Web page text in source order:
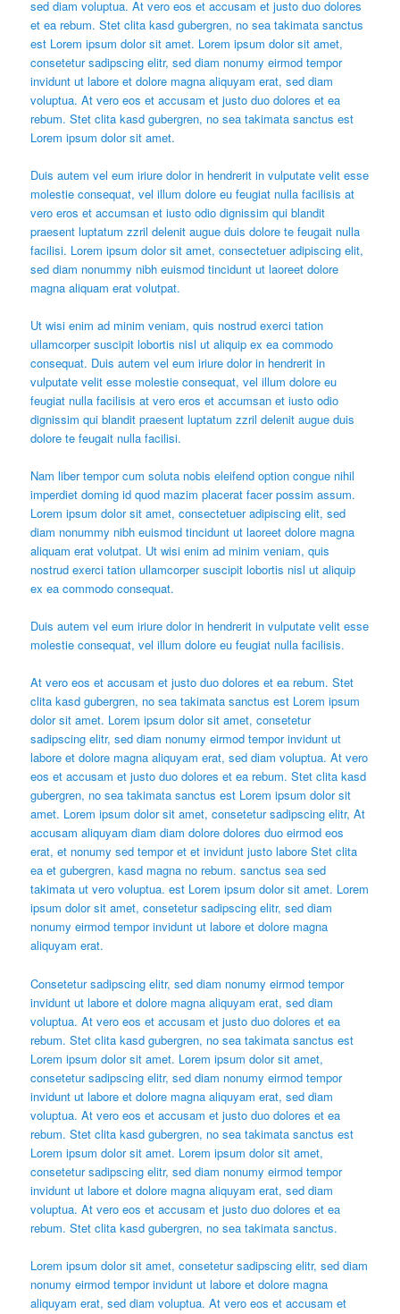
sed diam voluptua. At vero eos et accusam et justo duo dolores
et ea rebum. Stet clita kasd gubergren, no sea takimata sanctus
est Lorem ipsum dolor sit amet. Lorem ipsum dolor sit amet,
consetetur sadipscing elitr, sed diam nonumy eirmod tempor
invidunt ut labore et dolore magna aliquyam erat, sed diam
voluptua. At vero eos et accusam et justo duo dolores et ea
rebum. Stet clita kasd gubergren, no sea takimata sanctus est
Lorem ipsum dolor sit amet.
Duis autem vel eum iriure dolor in hendrerit in vulputate velit esse
molestie consequat, vel illum dolore eu feugiat nulla facilisis at
vero eros et accumsan et iusto odio dignissim qui blandit
praesent luptatum zzril delenit augue duis dolore te feugait nulla
facilisi. Lorem ipsum dolor sit amet, consectetuer adipiscing elit,
sed diam nonummy nibh euismod tincidunt ut laoreet dolore
magna aliquam erat volutpat.
Ut wisi enim ad minim veniam, quis nostrud exerci tation
ullamcorper suscipit lobortis nisl ut aliquip ex ea commodo
consequat. Duis autem vel eum iriure dolor in hendrerit in
vulputate velit esse molestie consequat, vel illum dolore eu
feugiat nulla facilisis at vero eros et accumsan et iusto odio
dignissim qui blandit praesent luptatum zzril delenit augue duis
dolore te feugait nulla facilisi.
Nam liber tempor cum soluta nobis eleifend option congue nihil
imperdiet doming id quod mazim placerat facer possim assum.
Lorem ipsum dolor sit amet, consectetuer adipiscing elit, sed
diam nonummy nibh euismod tincidunt ut laoreet dolore magna
aliquam erat volutpat. Ut wisi enim ad minim veniam, quis
nostrud exerci tation ullamcorper suscipit lobortis nisl ut aliquip
ex ea commodo consequat.
Duis autem vel eum iriure dolor in hendrerit in vulputate velit esse
molestie consequat, vel illum dolore eu feugiat nulla facilisis.
At vero eos et accusam et justo duo dolores et ea rebum. Stet
clita kasd gubergren, no sea takimata sanctus est Lorem ipsum
dolor sit amet. Lorem ipsum dolor sit amet, consetetur
sadipscing elitr, sed diam nonumy eirmod tempor invidunt ut
labore et dolore magna aliquyam erat, sed diam voluptua. At vero
eos et accusam et justo duo dolores et ea rebum. Stet clita kasd
gubergren, no sea takimata sanctus est Lorem ipsum dolor sit
amet. Lorem ipsum dolor sit amet, consetetur sadipscing elitr, At
accusam aliquyam diam diam dolore dolores duo eirmod eos
erat, et nonumy sed tempor et et invidunt justo labore Stet clita
ea et gubergren, kasd magna no rebum. sanctus sea sed
takimata ut vero voluptua. est Lorem ipsum dolor sit amet. Lorem
ipsum dolor sit amet, consetetur sadipscing elitr, sed diam
nonumy eirmod tempor invidunt ut labore et dolore magna
aliquyam erat.
Consetetur sadipscing elitr, sed diam nonumy eirmod tempor
invidunt ut labore et dolore magna aliquyam erat, sed diam
voluptua. At vero eos et accusam et justo duo dolores et ea
rebum. Stet clita kasd gubergren, no sea takimata sanctus est
Lorem ipsum dolor sit amet. Lorem ipsum dolor sit amet,
consetetur sadipscing elitr, sed diam nonumy eirmod tempor
invidunt ut labore et dolore magna aliquyam erat, sed diam
voluptua. At vero eos et accusam et justo duo dolores et ea
rebum. Stet clita kasd gubergren, no sea takimata sanctus est
Lorem ipsum dolor sit amet. Lorem ipsum dolor sit amet,
consetetur sadipscing elitr, sed diam nonumy eirmod tempor
invidunt ut labore et dolore magna aliquyam erat, sed diam
voluptua. At vero eos et accusam et justo duo dolores et ea
rebum. Stet clita kasd gubergren, no sea takimata sanctus.
Lorem ipsum dolor sit amet, consetetur sadipscing elitr, sed diam
nonumy eirmod tempor invidunt ut labore et dolore magna
aliquyam erat, sed diam voluptua. At vero eos et accusam et